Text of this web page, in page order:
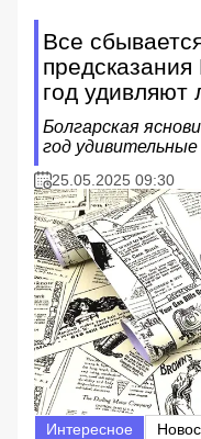
Все
год удивляют
Болгарская
год
25.05.2025 09:30
Интересное